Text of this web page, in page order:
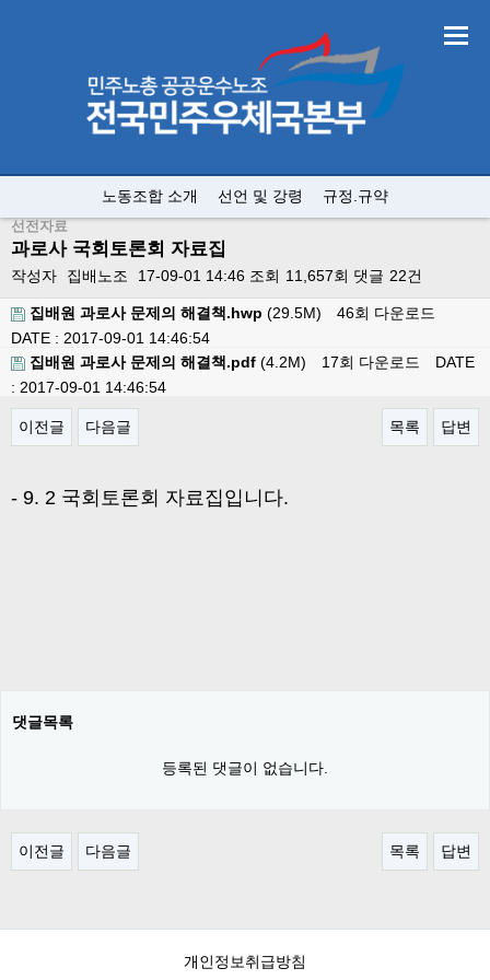
노동조합 소개 선언 및 강령 규정.규약
선전자료
과로사 국회토론회 자료집
작성자 집배노조 17-09-01 14:46 조회 11,657회 댓글 22건
집배원 과로사 문제의 해결책.hwp (29.5M)
46회 다운로드
DATE : 2017-09-01 14:46:54
집배원 과로사 문제의 해결책.pdf (4.2M) 17회 다운로드
DATE
: 2017-09-01 14:46:54
이전글 다음글 목록 답변
- 9. 2 국회토론회 자료집입니다.
댓글목록
등록된 댓글이 없습니다.
이전글 다음글 목록 답변
개인정보취급방침